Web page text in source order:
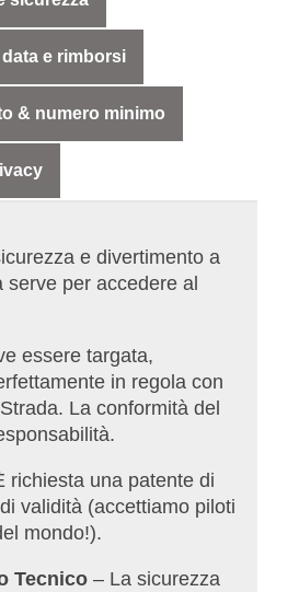
e rimborsi
& numero minimo
e divertimento a
serve per accedere al
essere targata,
in regola con
La conformità del
richiesta una patente di
validità (accettiamo piloti
mondo!).
Tecnico – La sicurezza